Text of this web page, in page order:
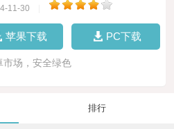
11-30
苹果下载 PC下载
市场，安全绿色
排行